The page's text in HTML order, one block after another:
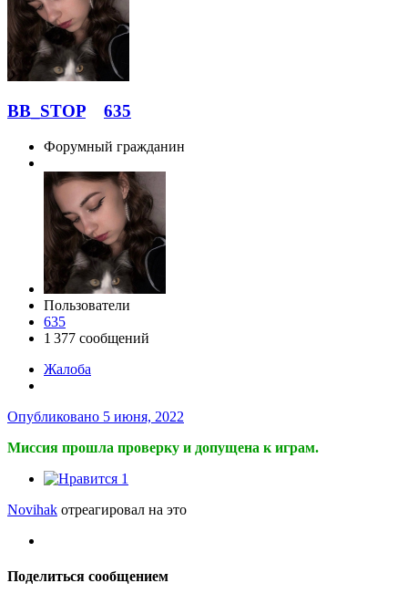
BB_STOP 635
Форумный гражданин
Пользователи
635
1 377 сообщений
Жалоба
Опубликовано 5 июня, 2022
Миссия прошла проверку и допущена к играм.
1
Novihak отреагировал на это
Поделиться сообщением